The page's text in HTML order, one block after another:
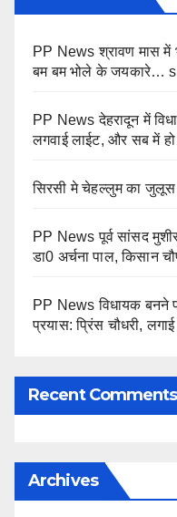
PP News श्रावण मास में
बम बम भोले के जयकारे…
PP News देहरादून में
लगवाई लाईट, और सब में हो
सिरसी मे चेहल्लुम का जुलूस
PP News पूर्व सांसद
डा0 अर्चना पाल, किसान
PP News विधायक बनने
प्रयास: प्रिंस चौधरी,
Recent Comments
Archives